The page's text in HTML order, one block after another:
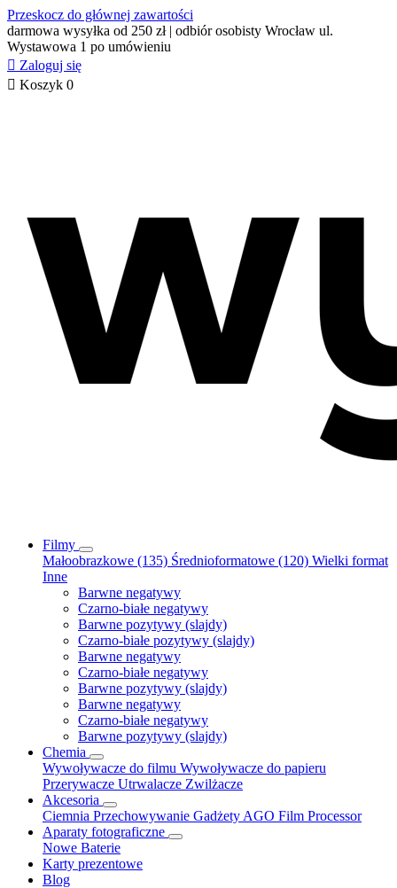
Przeskocz do głównej zawartości
darmowa wysyłka od 250 zł | odbiór osobisty Wrocław ul.
Wystawowa 1 po umówieniu
 Zaloguj się
 Koszyk 0
Filmy
Małoobrazkowe (135) Średnioformatowe (120) Wielki format
Inne
Barwne negatywy
Czarno-białe negatywy
Barwne pozytywy (slajdy)
Czarno-białe pozytywy (slajdy)
Barwne negatywy
Czarno-białe negatywy
Barwne pozytywy (slajdy)
Barwne negatywy
Czarno-białe negatywy
Barwne pozytywy (slajdy)
Chemia
Wywoływacze do filmu Wywoływacze do papieru
Przerywacze Utrwalacze Zwilżacze
Akcesoria
Ciemnia Przechowywanie Gadżety AGO Film Processor
Aparaty fotograficzne
Nowe Baterie
Karty prezentowe
Blog